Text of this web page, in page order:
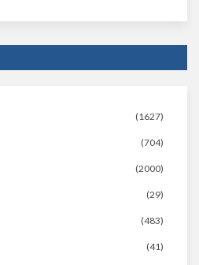
(1627)
(704)
(2000)
(29)
(483)
(41)